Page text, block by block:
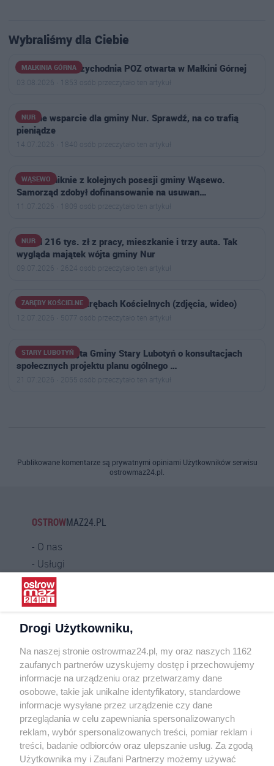
Wybraliśmy dla Ciebie
MAŁKINIA GÓRNA
Nowoczesna przychodnia POZ otwarta w Małkini Górnej
03.08.2026 · 1853 osób przeczytało ten artykuł
NUR
Kolejne wsparcie dla gminy Nur. Sprawdź, na co trafią
pieniądze
14.07.2026 · 1840 osób przeczytało ten artykuł
WĄSEWO
Azbest zniknie z kolejnych posesji gminy Wąsewo.
Samorząd zdobył dofinansowanie na usuwan…
11.07.2026 · 1809 osób przeczytało ten artykuł
NUR
Ponad 216 tys. zł z pracy, mieszkanie i trzy auta. Tak
wygląda majątek wójta gminy Nur
09.07.2026 · 2624 osób przeczytało ten artykuł
ZARĘBY KOŚCIELNE
Letni Festyn w Zarębach Kościelnych (zdjęcia, wideo)
12.07.2026 · 5077 osób przeczytało ten artykuł
STARY LUBOTYŃ
Ogłoszenie Wójta Gminy Stary Lubotyń o konsultacjach
społecznych projektu planu ogólnego …
21.07.2026 · 2055 osób przeczytało ten artykuł
Publikowane komentarze są prywatnymi opiniami Użytkowników serwisu
ostrowmaz24.pl.
OSTROWMAZ24.PL
O nas
Usługi
Praca
Warunki korzystania
Kontakt
INFORMATOR
Bankomaty
Msze święte
Nocna pomoc lekarska
Taxi
REKLAMA
Drogi Użytkowniku,
Na naszej stronie ostrowmaz24.pl, my oraz naszych 1162
zaufanych partnerów uzyskujemy dostęp i przechowujemy
informacje na urządzeniu oraz przetwarzamy dane
osobowe, takie jak unikalne identyfikatory, standardowe
informacje wysyłane przez urządzenie czy dane
przeglądania w celu zapewniania spersonalizowanych
reklam, wybór spersonalizowanych treści, pomiar reklam i
treści, badanie odbiorców oraz ulepszanie usług. Za zgodą
Użytkownika my i Zaufani Partnerzy możemy używać